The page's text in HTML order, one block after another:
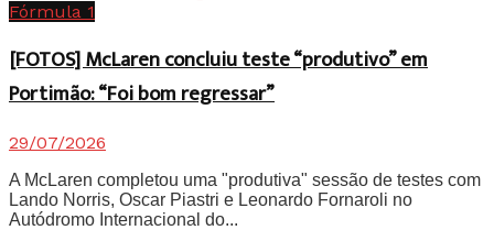
Fórmula 1
[FOTOS] McLaren concluiu teste “produtivo” em
Portimão: “Foi bom regressar”
29/07/2026
A McLaren completou uma "produtiva" sessão de testes com
Lando Norris, Oscar Piastri e Leonardo Fornaroli no
Autódromo Internacional do...